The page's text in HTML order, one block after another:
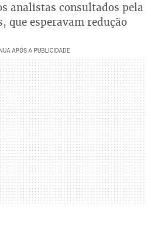
analistas consultados pela
que esperavam redução